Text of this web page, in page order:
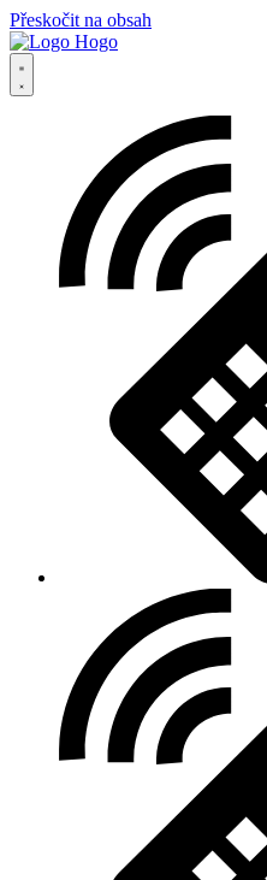
Přeskočit na obsah